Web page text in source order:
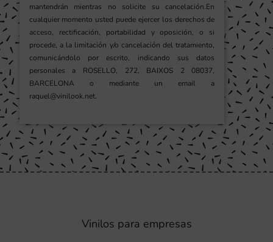
mantendrán mientras no solicite su cancelación.En
cualquier momento usted puede ejercer los derechos de
acceso, rectificación, portabilidad y oposición, o si
procede, a la limitación y/o cancelación del tratamiento,
comunicándolo por escrito, indicando sus datos
personales a ROSELLO, 272, BAIXOS 2 08037,
BARCELONA o mediante un email a
raquel@vinilook.net.
Vinilos para empresas